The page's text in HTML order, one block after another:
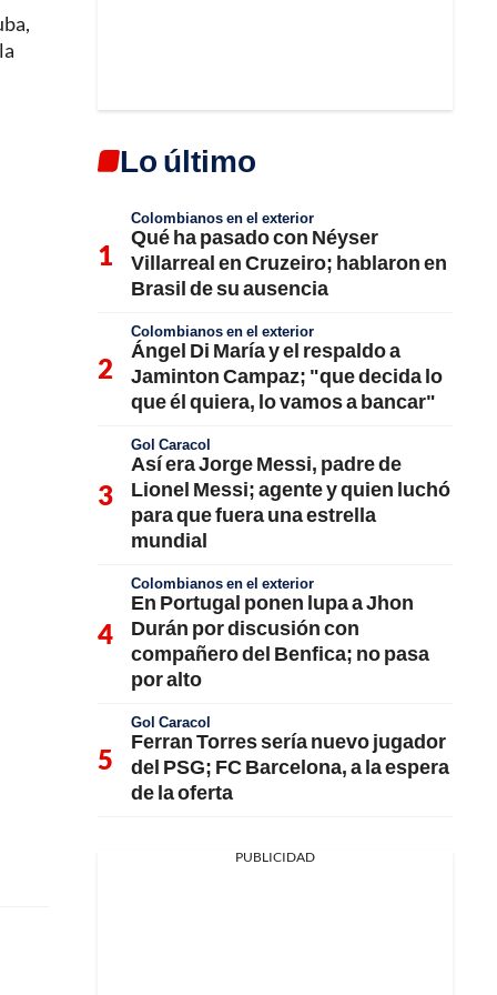
Lo último
Colombianos en el exterior
Qué ha pasado con Néyser
Villarreal en Cruzeiro; hablaron en
Brasil de su ausencia
Colombianos en el exterior
Ángel Di María y el respaldo a
Jaminton Campaz; "que decida lo
que él quiera, lo vamos a bancar"
Gol Caracol
Así era Jorge Messi, padre de
Lionel Messi; agente y quien luchó
para que fuera una estrella
mundial
Colombianos en el exterior
En Portugal ponen lupa a Jhon
Durán por discusión con
compañero del Benfica; no pasa
por alto
Gol Caracol
Ferran Torres sería nuevo jugador
del PSG; FC Barcelona, a la espera
de la oferta
PUBLICIDAD